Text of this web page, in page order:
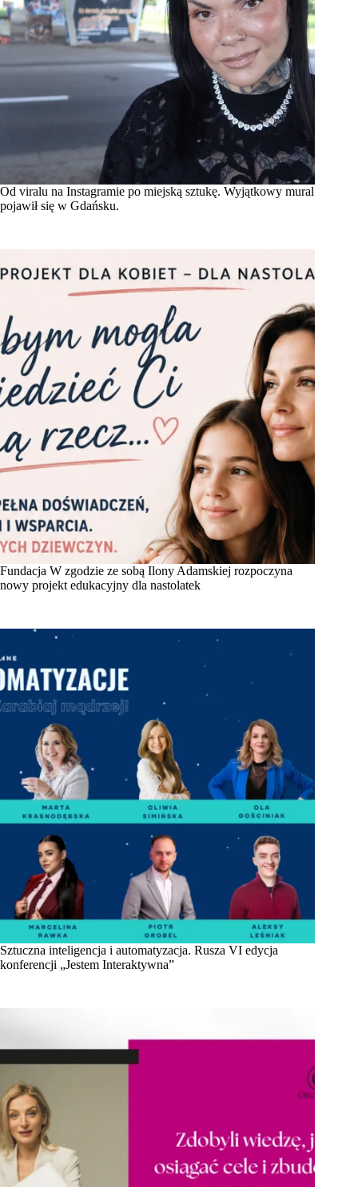
Od viralu na Instagramie po miejską sztukę. Wyjątkowy mural
pojawił się w Gdańsku.
Fundacja W zgodzie ze sobą Ilony Adamskiej rozpoczyna
nowy projekt edukacyjny dla nastolatek
Sztuczna inteligencja i automatyzacja. Rusza VI edycja
konferencji „Jestem Interaktywna”